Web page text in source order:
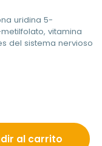
uridina 5-
vitamina
del sistema nervioso
al carrito